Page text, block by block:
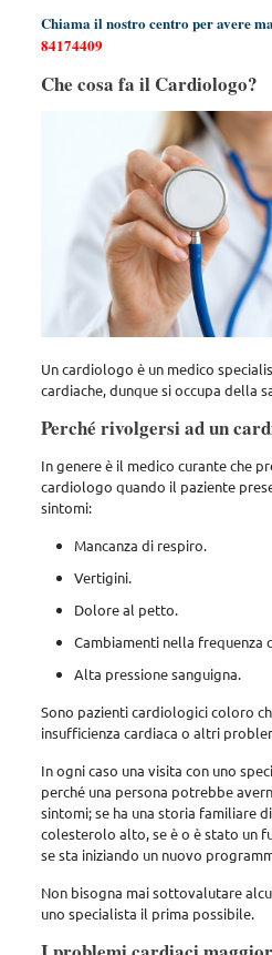
Chiama il nostro centro per avere
84174409
Che cosa fa il Cardiologo?
Un cardiologo è un medico
cardiache, dunque si occupa della
Perché rivolgersi ad un
In genere è il medico curante che
cardiologo quando il paziente
sintomi:
Mancanza di respiro.
Vertigini.
Dolore al petto.
Cambiamenti nella frequenza
Alta pressione sanguigna.
Sono pazienti cardiologici coloro
insufficienza cardiaca o altri
In ogni caso una visita con uno
perché una persona potrebbe
sintomi; se ha una storia familiare
colesterolo alto, se è o è stato un
se sta iniziando un nuovo
Non bisogna mai sottovalutare
uno specialista il prima possibile.